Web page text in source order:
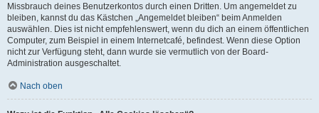
Missbrauch deines Benutzerkontos durch einen Dritten. Um angemeldet zu
bleiben, kannst du das Kästchen „Angemeldet bleiben“ beim Anmelden
auswählen. Dies ist nicht empfehlenswert, wenn du dich an einem öffentlichen
Computer, zum Beispiel in einem Internetcafé, befindest. Wenn diese Option
nicht zur Verfügung steht, dann wurde sie vermutlich von der Board-
Administration ausgeschaltet.
Nach oben